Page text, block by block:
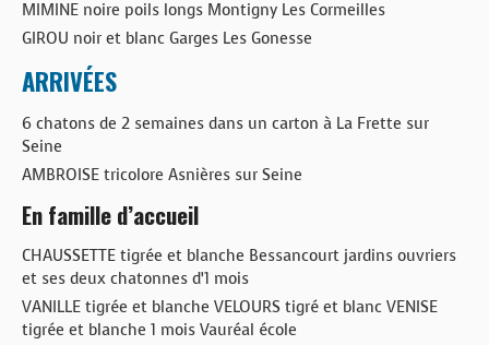
MIMINE noire poils longs Montigny Les Cormeilles
GIROU noir et blanc Garges Les Gonesse
ARRIVÉES
6 chatons de 2 semaines dans un carton à La Frette sur
Seine
AMBROISE tricolore Asnières sur Seine
En famille d’accueil
CHAUSSETTE tigrée et blanche Bessancourt jardins ouvriers
et ses deux chatonnes d’1 mois
VANILLE tigrée et blanche VELOURS tigré et blanc VENISE
tigrée et blanche 1 mois Vauréal école